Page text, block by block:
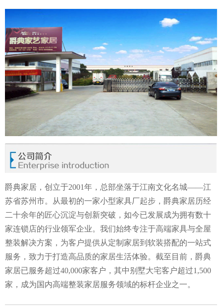
爵典家居，创立于2001年，总部坐落于江南文化名城——江
苏省苏州市。从最初的一家小型家具厂起步，爵典家居历经
二十余年的匠心沉淀与创新突破，如今已发展成为拥有数十
家连锁店的行业领军企业。我们始终专注于高端家具与全屋
整装解决方案，为客户提供从定制家居到软装搭配的一站式
服务，致力于打造高品质的家居生活体验。截至目前，爵典
家居已服务超过40,000家客户，其中别墅大宅客户超过1,500
家，成为国内高端整装家居服务领域的标杆企业之一。